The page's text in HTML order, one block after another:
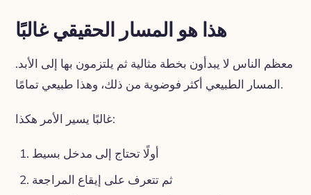
هذا هو المسار الحقيقي غالبًا
معظم الناس لا يبدأون بخطة مثالية ثم يلتزمون بها إلى الأبد.
المسار الطبيعي أكثر فوضوية من ذلك، وهذا طبيعي تمامًا.
غالبًا يسير الأمر هكذا:
أولًا تحتاج إلى مدخل بسيط
ثم تتعرف على إيقاع المراجعة